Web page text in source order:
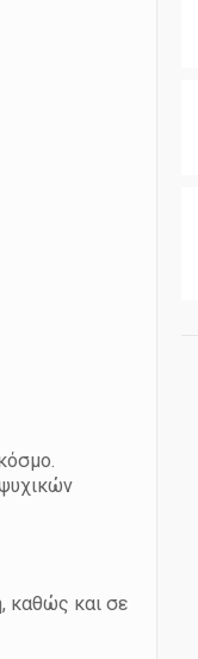
καθώς και σε